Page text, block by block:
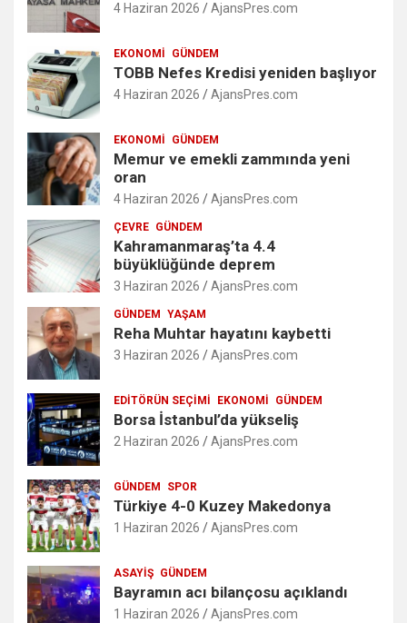
4 Haziran 2026 AjansPres.com
EKONOMI GÜNDEM
TOBB Nefes Kredisi yeniden başlıyor
4 Haziran 2026 AjansPres.com
EKONOMI GÜNDEM
Memur ve emekli zammında yeni
oran
4 Haziran 2026 AjansPres.com
ÇEVRE GÜNDEM
Kahramanmaraş’ta 4.4
büyüklüğünde deprem
3 Haziran 2026 AjansPres.com
GÜNDEM YAŞAM
Reha Muhtar hayatını kaybetti
3 Haziran 2026 AjansPres.com
EDITÖRÜN SEÇIMI EKONOMI GÜNDEM
Borsa İstanbul’da yükseliş
2 Haziran 2026 AjansPres.com
GÜNDEM SPOR
Türkiye 4-0 Kuzey Makedonya
1 Haziran 2026 AjansPres.com
ASAYIŞ GÜNDEM
Bayramın acı bilançosu açıklandı
1 Haziran 2026 AjansPres.com